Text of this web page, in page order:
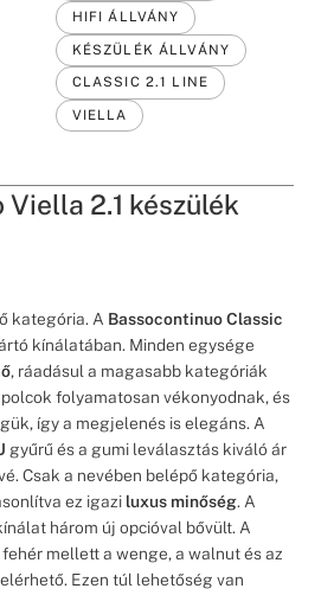
HIFI ÁLLVÁNY
KÉSZÜLÉK ÁLLVÁNY
CLASSIC 2.1 LINE
VIELLA
2.1 készülék
kategória. A Bassocontinuo Classic
kínálatában. Minden egysége
, ráadásul a magasabb kategóriák
folyamatosan vékonyodnak, és
így a megjelenés is elegáns. A
gyűrű és a gumi leválasztás kiváló ár
Csak a nevében belépő kategória,
ez igazi luxus minőség. A
három új opcióval bővült. A
mellett a wenge, a walnut és az
Ezen túl lehetőség van